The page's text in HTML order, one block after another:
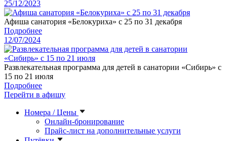
25/12/2023
Афиша санатория «Белокуриха» с 25 по 31 декабря
Подробнее
12/07/2024
Развлекательная программа для детей в санатории «Сибирь» с
15 по 21 июля
Подробнее
Перейти в афишу
Номера / Цены
Онлайн-бронирование
Прайс-лист на дополнительные услуги